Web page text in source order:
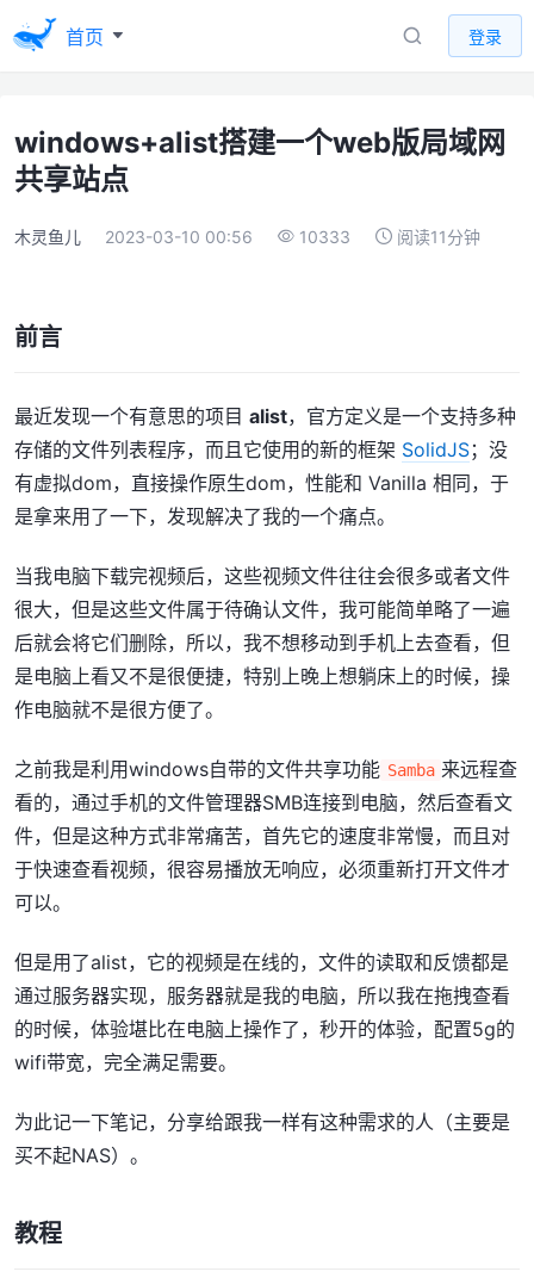
首页 登录
windows+alist搭建一个web版局域网
共享站点
木灵鱼儿 2023-03-10 00:56 10333 阅读11分钟
前言
最近发现一个有意思的项目 alist，官方定义是一个支持多种
存储的文件列表程序，而且它使用的新的框架 SolidJS；没
有虚拟dom，直接操作原生dom，性能和 Vanilla 相同，于
是拿来用了一下，发现解决了我的一个痛点。
当我电脑下载完视频后，这些视频文件往往会很多或者文件
很大，但是这些文件属于待确认文件，我可能简单略了一遍
后就会将它们删除，所以，我不想移动到手机上去查看，但
是电脑上看又不是很便捷，特别上晚上想躺床上的时候，操
作电脑就不是很方便了。
之前我是利用windows自带的文件共享功能 Samba 来远程查
看的，通过手机的文件管理器SMB连接到电脑，然后查看文
件，但是这种方式非常痛苦，首先它的速度非常慢，而且对
于快速查看视频，很容易播放无响应，必须重新打开文件才
可以。
但是用了alist，它的视频是在线的，文件的读取和反馈都是
通过服务器实现，服务器就是我的电脑，所以我在拖拽查看
的时候，体验堪比在电脑上操作了，秒开的体验，配置5g的
wifi带宽，完全满足需要。
为此记一下笔记，分享给跟我一样有这种需求的人（主要是
买不起NAS）。
教程